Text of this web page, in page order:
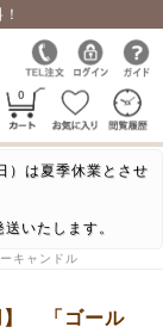
0
）は夏季休業とさせ
いたします。
キャンドル
】 「ゴール